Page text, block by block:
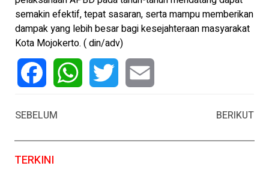
semakin efektif, tepat sasaran, serta mampu memberikan
dampak yang lebih besar bagi kesejahteraan masyarakat
Kota Mojokerto. ( din/adv)
SEBELUM
BERIKUT
TERKINI